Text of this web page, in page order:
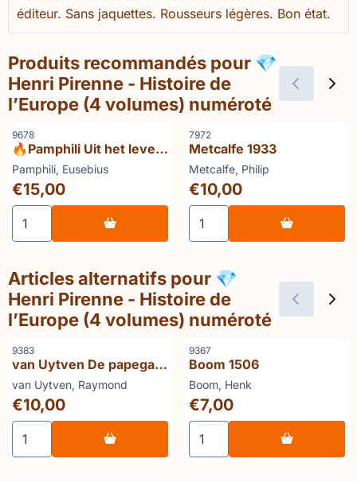
éditeur. Sans jaquettes. Rousseurs légères. Bon état.
Produits recommandés pour 💎
Henri Pirenne - Histoire de
l’Europe (4 volumes) numéroté
Référence
9678
🔥Pamphili Uit het leven
van keizer Constantinus
(gesigneerd)
Marque :
Pamphili, Eusebius
Prix: 15,00
€15,00
Choisir la quantité pour 🔥Pamphili Uit het leven van
Référence
7972
Metcalfe 1933
Marque :
Metcalfe, Philip
Prix: 10,00
€10,00
Choisir la quantité pour
Articles alternatifs pour 💎
Henri Pirenne - Histoire de
l’Europe (4 volumes) numéroté
Référence
9383
van Uytven De papegaai
van de paus
Marque :
van Uytven, Raymond
Prix: 10,00
€10,00
Choisir la quantité pour van Uytven De papegaai van de
Référence
9367
Boom 1506
Marque :
Boom, Henk
Prix: 7,00
€7,00
Choisir la quantité pour